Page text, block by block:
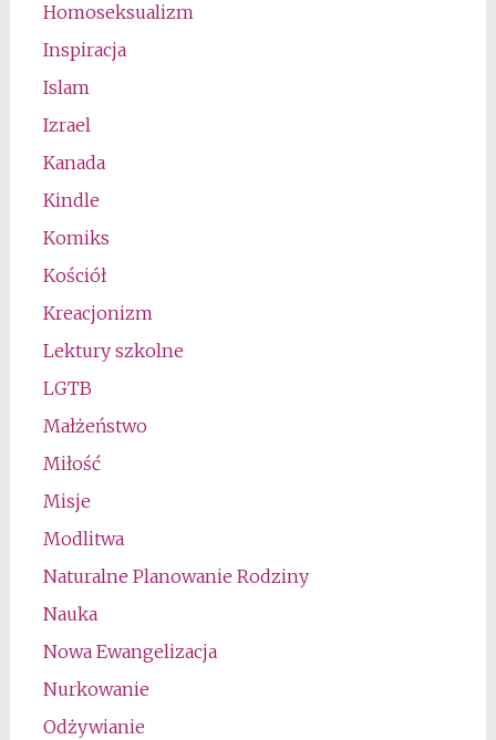
Homoseksualizm
Inspiracja
Islam
Izrael
Kanada
Kindle
Komiks
Kościół
Kreacjonizm
Lektury szkolne
LGTB
Małżeństwo
Miłość
Misje
Modlitwa
Naturalne Planowanie Rodziny
Nauka
Nowa Ewangelizacja
Nurkowanie
Odżywianie